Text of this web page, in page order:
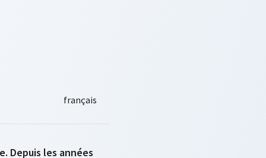
Depuis les années